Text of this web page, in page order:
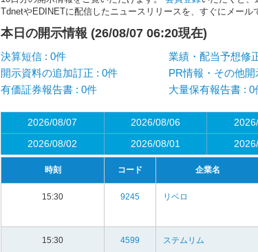
TdnetやEDINETに配信したニュースリリースを、すぐにメール
本日の開示情報 (26/08/07 06:20現在)
決算短信 : 0件 業績・配当予想修
開示資料の追加訂正 : 0件
PR情報・その他
有価証券報告書 : 0件
大量保有報告書 : 0
2026/08/07 2026/08/06
2026/08/02
2026/08/01
時刻 コード 企業名
15:30 9245 リベロ
15:30 4599 ステムリム